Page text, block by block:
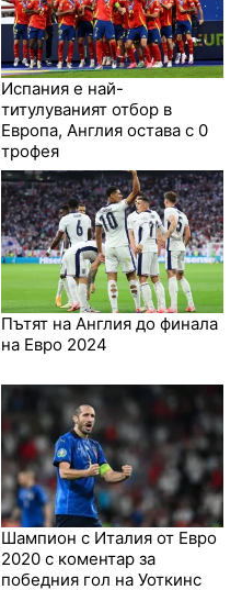
Испания е най-
титулуваният отбор в
Европа, Англия остава с 0
трофея
Пътят на Англия до финала
на Евро 2024
Шампион с Италия от Евро
2020 с коментар за
победния гол на Уоткинс